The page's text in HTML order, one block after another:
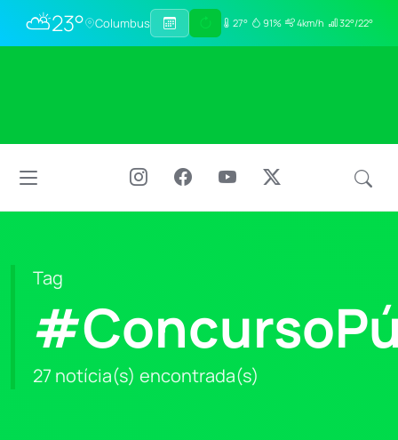
⛅23° Columbus 27° 91% 4km/h 32°/22°
Tag
27 notícia(s) encontrada(s)